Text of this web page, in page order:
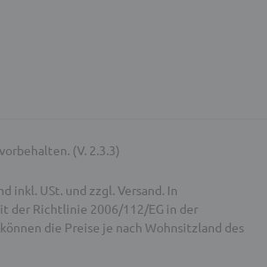
(V. 2.3.3)
inkl. USt. und zzgl. Versand. In
der Richtlinie 2006/112/EG in der
die Preise je nach Wohnsitzland des